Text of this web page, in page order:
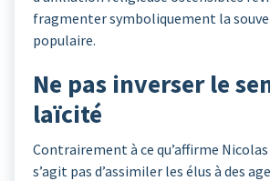
fragmenter symboliquement la
populaire.
Ne pas inverser le
laïcité
Contrairement à ce qu’affirme Nicolas
s’agit pas d’assimiler les élus à des